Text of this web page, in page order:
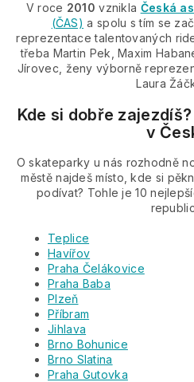
V roce 2010vznikla Česká
(ČAS) a spolu s tím se
reprezentace talentovaných
třeba Martin Pek, Maxim
Jírovec, ženy výborně
Laura
Kde si dobře
v
O skateparky u nás rozhodně
městě najdeš místo, kde si
podívat? Tohle je 10
Teplice
Havířov
Praha Čelákovice
Praha Baba
Plzeň
Příbram
Jihlava
Brno Bohunice
Brno Slatina
Praha Gutovka